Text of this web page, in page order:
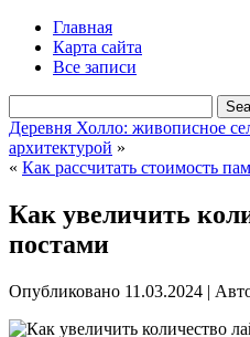
Главная
Карта сайта
Все записи
Деревня Холло: живописное
архитектурой »
« Как рассчитать стоимость
Как увеличить
постами
Опубликовано 11.03.2024 |